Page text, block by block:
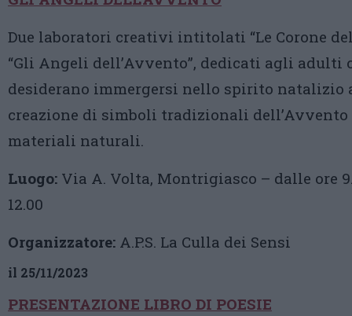
Due laboratori creativi intitolati “Le Corone
“Gli Angeli dell’Avvento”, dedicati agli adulti
desiderano immergersi nello spirito natalizio
creazione di simboli tradizionali dell’Avvento
materiali naturali.
Luogo: Via A. Volta, Montrigiasco – dalle ore
12.00
Organizzatore: A.P.S. La Culla dei Sensi
il 25/11/2023
PRESENTAZIONE LIBRO DI POESIE